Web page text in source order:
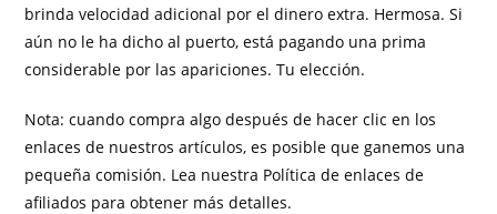
brinda velocidad adicional por el dinero extra. Hermosa. Si
aún no le ha dicho al puerto, está pagando una prima
considerable por las apariciones. Tu elección.
Nota: cuando compra algo después de hacer clic en los
enlaces de nuestros artículos, es posible que ganemos una
pequeña comisión. Lea nuestra Política de enlaces de
afiliados para obtener más detalles.